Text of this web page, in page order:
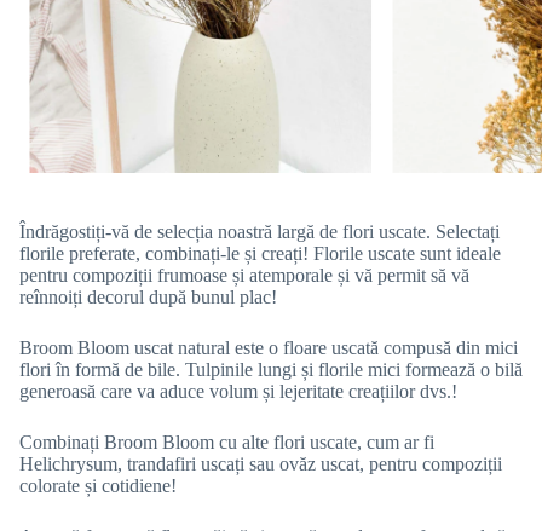
Îndrăgostiți-vă de selecția noastră largă de flori uscate. Selectați
florile preferate, combinați-le și creați! Florile uscate sunt ideale
pentru compoziții frumoase și atemporale și vă permit să vă
reînnoiți decorul după bunul plac!
Broom Bloom uscat natural este o floare uscată compusă din mici
flori în formă de bile. Tulpinile lungi și florile mici formează o bilă
generoasă care va aduce volum și lejeritate creațiilor dvs.!
Combinați Broom Bloom cu alte flori uscate, cum ar fi
Helichrysum, trandafiri uscați sau ovăz uscat, pentru compoziții
colorate și cotidiene!